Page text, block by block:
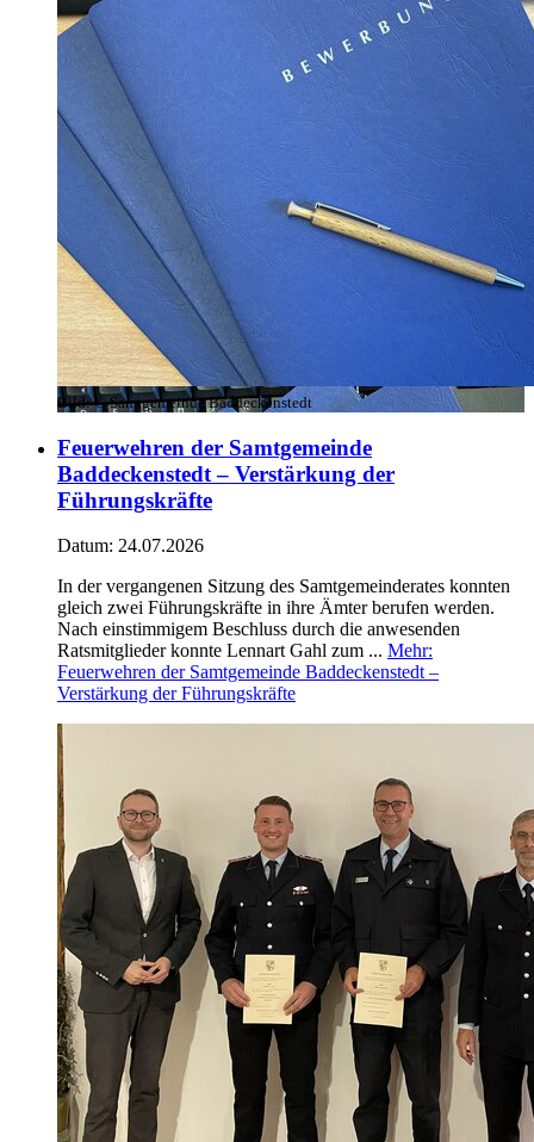
Bild:© Samtgemeinde Baddeckenstedt
Feuerwehren der Samtgemeinde
Baddeckenstedt – Verstärkung der
Führungskräfte
Datum: 24.07.2026
In der vergangenen Sitzung des Samtgemeinderates konnten
gleich zwei Führungskräfte in ihre Ämter berufen werden.
Nach einstimmigem Beschluss durch die anwesenden
Ratsmitglieder konnte Lennart Gahl zum ... Mehr:
Feuerwehren der Samtgemeinde Baddeckenstedt –
Verstärkung der Führungskräfte